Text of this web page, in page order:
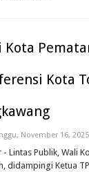
Kota
Kota
November 16, 2025
- Lintas Publik, Wali
didampingi Ketua